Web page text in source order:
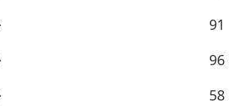
91
96
58